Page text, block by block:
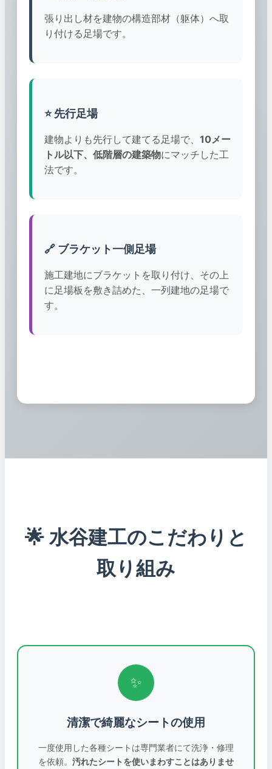
張り出し材を建物の構造部材（躯体）へ取
り付ける足場です。
⭐ 先行足場
建物よりも先行して建てる足場で、 10メー
トル以下、低階層の建築物にマッチした工
法です。
🔗 ブラケット一側足場
施工建地にブラケットを取り付け、その上
に足場板を敷き詰めた、一列建地の足場で
す。
🌟 水谷建工のこだわりと
取り組み
✨
清潔で綺麗なシートの使用
一度使用した各種シートは専門業者にて洗浄・修理
を依頼。 汚れたシートを使いまわすことはありませ